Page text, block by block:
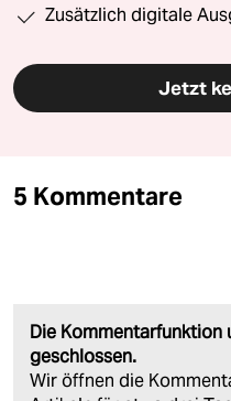
Zusätzlich digitale
Jetzt
5 Kommentare
Die
geschlossen.
Wir öffnen die